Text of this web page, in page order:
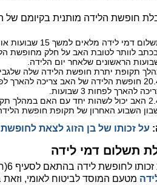
חופשת הלידה מותנית בקיומם
מלאים למשך 15 שבועות או דמי לידה חלקיים 8 שבועות.
לוותר לטובת האב על חלק מחופשת
הראשונים שלאחר יום הלידה.
תקופת יתרת חופשת הלידה שלה
החל מ-20.4.2017 חופשת הלידה של האב צריכה
לפחות 3 שבועות.
השבוע האחרון של תקופת חופשת
על זכותו של בן הזוג לצאת
תשלום דמי לידה
לידה בהתאם לסעיף 6(ח)(1) לחוק עבודת נשים, יהיה גם
מטעם המוסד לביטוח לאומי,